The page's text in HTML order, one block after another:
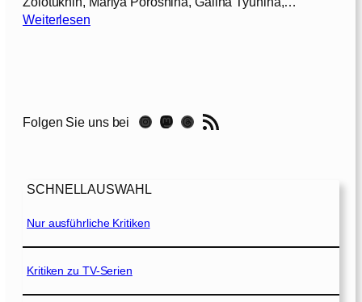
t
Weiterlesen:
e
r
a
c
h
Folgen Sie uns bei Instagram Mastodon Threads RSS-Feed
SCHNELLAUSWAHL
Nur ausführliche Kritiken
Kritiken zu TV-Serien